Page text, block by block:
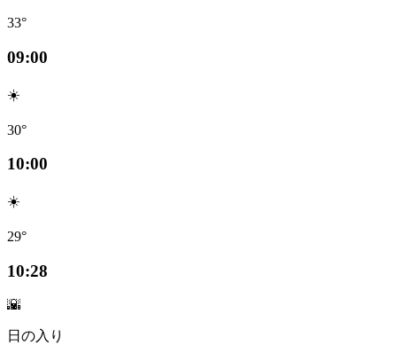
33°
09:00
☀️
30°
10:00
☀️
29°
10:28
🌇
日の入り